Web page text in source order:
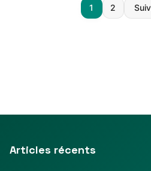
1 2
Articles récents